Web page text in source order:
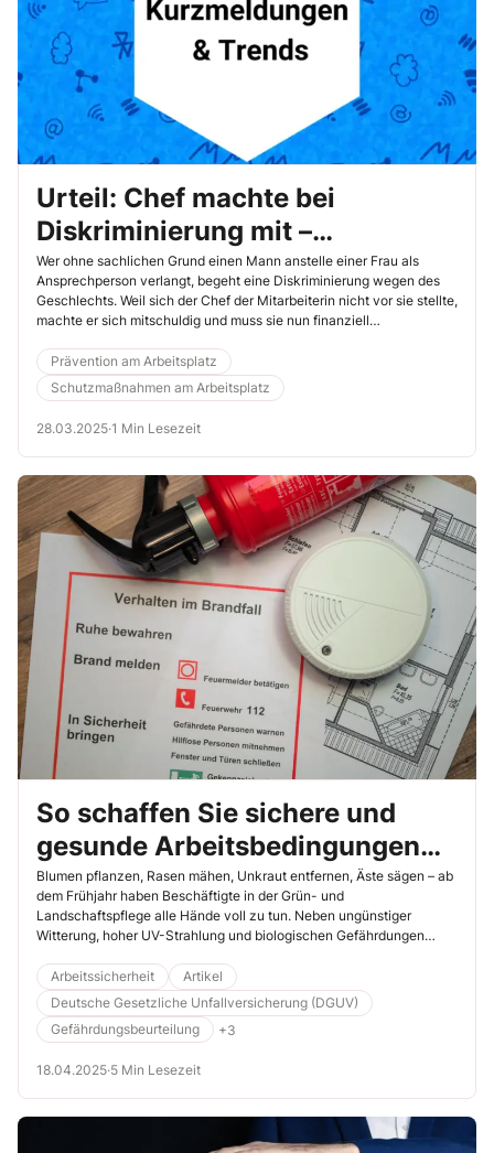
Urteil: Chef machte bei
Diskriminierung mit –
Mitarbeiterin steht
Entschädigung zu
Wer ohne sachlichen Grund einen Mann anstelle einer Frau als
Ansprechperson verlangt, begeht eine Diskriminierung wegen des
Geschlechts. Weil sich der Chef der Mitarbeiterin nicht vor sie stellte,
machte er sich mitschuldig und muss sie nun finanziell
Baden-Württemberg vom 20.11.2024 (Az. 10 Sa 13/24).
Prävention am Arbeitsplatz
Schutzmaßnahmen am Arbeitsplatz
28.03.2025·1 Min Lesezeit
So schaffen Sie sichere und
gesunde Arbeitsbedingungen
bei der Arbeit im Grünen
Blumen pflanzen, Rasen mähen, Unkraut entfernen, Äste sägen – ab
dem Frühjahr haben Beschäftigte in der Grün- und
Landschaftspflege alle Hände voll zu tun. Neben ungünstiger
Witterung, hoher UV-Strahlung und biologischen Gefährdungen
Gefahren aus, die nicht zu unterschätzen sind. Erfahren Sie in
diesem Beitrag, welche Maßnahmen Sie ergreifen müssen, damit
Ihre Kollegen mit dem grünen Daumen gut durch die Saison
kommen.
Arbeitssicherheit
Artikel
Deutsche Gesetzliche Unfallversicherung (DGUV)
Gefährdungsbeurteilung
+3
18.04.2025·5 Min Lesezeit